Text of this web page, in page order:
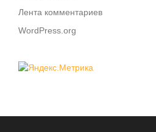
Лента комментариев
WordPress.org